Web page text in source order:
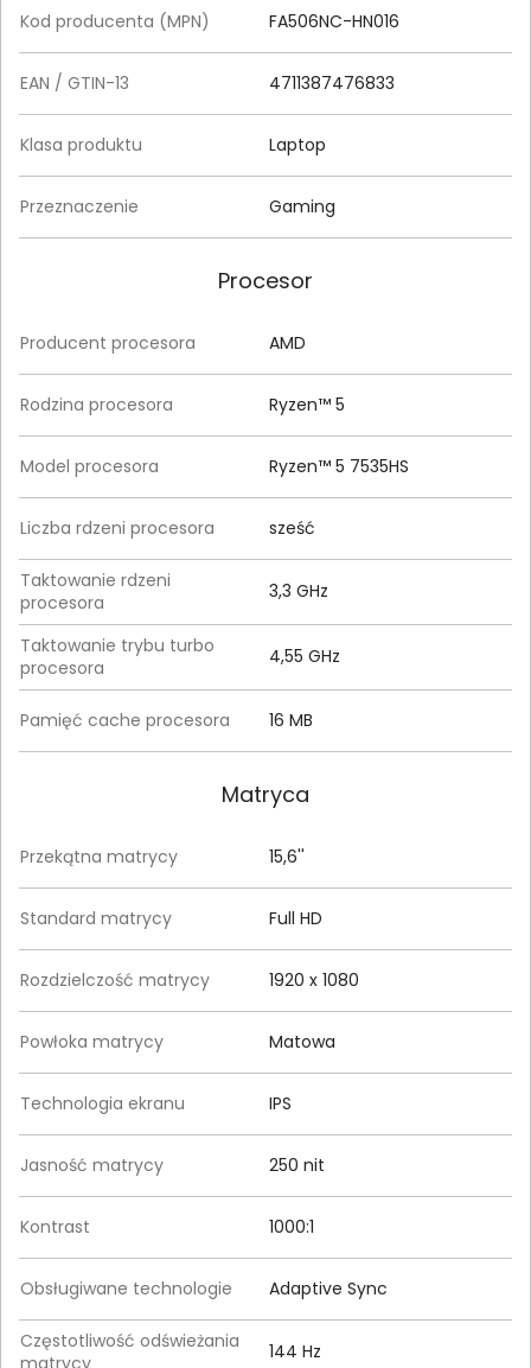
Kod producenta (MPN) FA506NC-HN016
EAN / GTIN-13 4711387476833
Klasa produktu Laptop
Przeznaczenie Gaming
Procesor
Producent procesora AMD
Rodzina procesora Ryzen™ 5
Model procesora Ryzen™ 5 7535HS
Liczba rdzeni procesora sześć
Taktowanie rdzeni
procesora
3,3 GHz
Taktowanie trybu turbo
procesora
4,55 GHz
Pamięć cache procesora 16 MB
Matryca
Przekątna matrycy 15,6''
Standard matrycy Full HD
Rozdzielczość matrycy 1920 x 1080
Powłoka matrycy Matowa
Technologia ekranu IPS
Jasność matrycy 250 nit
Kontrast 1000:1
Obsługiwane technologie Adaptive Sync
Częstotliwość odświeżania
matrycy
144 Hz